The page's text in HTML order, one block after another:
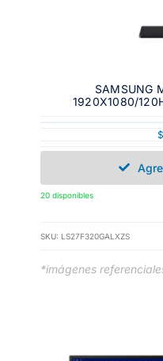
SAMSUNG
1920X1080/
$
20 disponibles
SKU: LS27F320GALXZS
*imágenes